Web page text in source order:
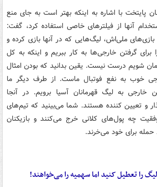
پایتخت با اشاره به اینکه بهتر است به جای منع
آنها از فیلترهای خاصی استفاده کرد، گفت:
بازی‌های ملی‌اش، لیگ‌هایی که در آنها بازی کرده و
گرفتن خارجی‌ها به کار ببریم و اینکه به کل
شویم درست نیست. یقین بدانید که بودن امثال
خوب به نفع فوتبال ماست. از طرف دیگر ما
خارجی به لیگ قهرمانان آسیا برویم. در آنجا
و تعیین کننده هستند. شما می‌بینید که تیم‌های
چه پول‌های کلانی خرج می‌کنند و بازیکنان
برای خود می‌خرند.
را تعطیل کنید اما سهمیه را می‌خواهند!